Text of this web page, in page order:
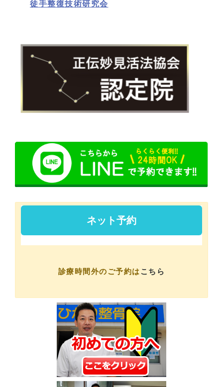
徒手整復技術研究会
診療時間外のご予約はこちら